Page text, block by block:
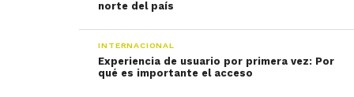
norte del país
INTERNACIONAL
Experiencia de usuario por primera vez: Por
qué es importante el acceso